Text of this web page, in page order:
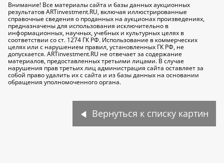
Внимание! Все материалы сайта и базы данных аукционных
результатов ARTinvestment.RU, включая иллюстрированные
справочные сведения о проданных на аукционах произведениях,
предназначены для использования исключительно в
информационных, научных, учебных и культурных целях в
соответствии со ст. 1274 ГК РФ. Использование в коммерческих
целях или с нарушением правил, установленных ГК РФ, не
допускается. ARTinvestment.RU не отвечает за содержание
материалов, предоставленных третьими лицами. В случае
нарушения прав третьих лиц администрация сайта оставляет за
собой право удалить их с сайта и из базы данных на основании
обращения уполномоченного органа.
Вернуться к списку картин